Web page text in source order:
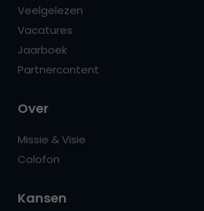
Veelgelezen
Vacatures
Jaarboek
Partnercontent
Over
Missie & Visie
Colofon
Kansen